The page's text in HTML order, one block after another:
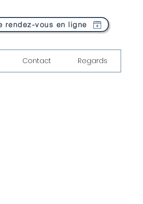
rendez-vous en ligne
Contact Regards